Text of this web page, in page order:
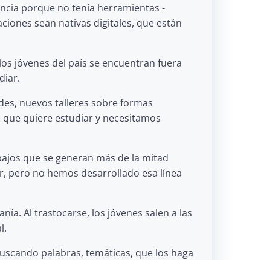
porque no tenía herramientas -
sean nativas digitales, que están
jóvenes del país se encuentran fuera
nuevos talleres sobre formas
quiere estudiar y necesitamos
que se generan más de la mitad
pero no hemos desarrollado esa línea
Al trastocarse, los jóvenes salen a las
palabras, temáticas, que los haga